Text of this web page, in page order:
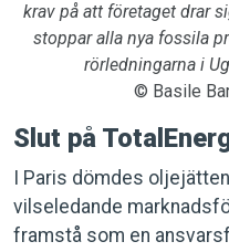
krav på att företaget drar
stoppar alla nya fossila
rörledningarna i
© Basile
Slut på
I Paris dömdes
vilseledande
framstå som en